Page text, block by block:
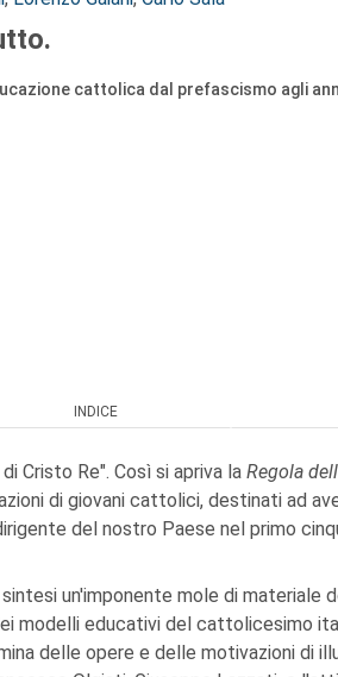
cattolica dal prefascismo agli
INDICE
Cristo Re". Così si apriva la Regola
di giovani cattolici, destinati ad
del nostro Paese nel primo
un'imponente mole di materiale
modelli educativi del cattolicesimo
delle opere e delle motivazioni di